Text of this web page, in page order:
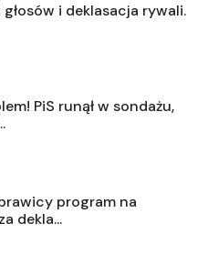
i deklasacja rywali.
PiS runął w sondażu,
program na
dekla...